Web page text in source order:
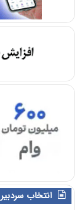
انتخاب سردبیر